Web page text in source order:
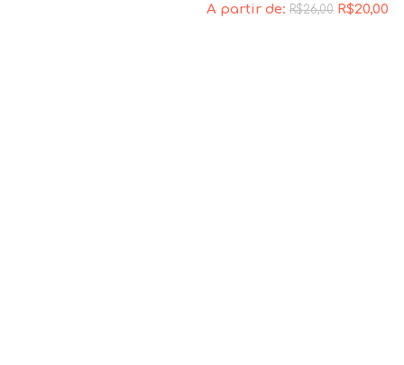
A partir de: R$26,00 R$20,00